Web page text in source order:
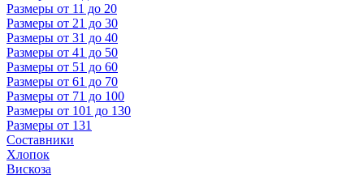
Размеры от 11 до 20
Размеры от 21 до 30
Размеры от 31 до 40
Размеры от 41 до 50
Размеры от 51 до 60
Размеры от 61 до 70
Размеры от 71 до 100
Размеры от 101 до 130
Размеры от 131
Составники
Хлопок
Вискоза